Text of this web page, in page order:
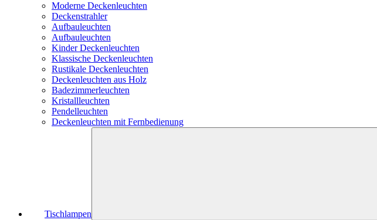
Moderne Deckenleuchten
Deckenstrahler
Aufbauleuchten
Aufbauleuchten
Kinder Deckenleuchten
Klassische Deckenleuchten
Rustikale Deckenleuchten
Deckenleuchten aus Holz
Badezimmerleuchten
Kristallleuchten
Pendelleuchten
Deckenleuchten mit Fernbedienung
Tischlampen